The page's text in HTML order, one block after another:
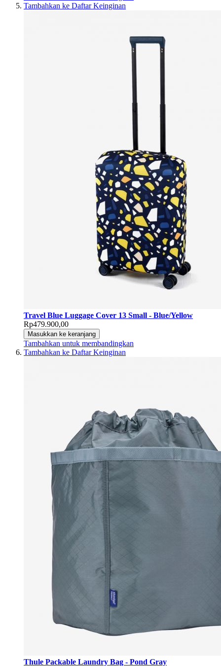
Tambahkan ke Daftar Keinginan
Travel Blue Luggage Cover 13 Small - Blue/Yellow
Rp479.900,00
Masukkan ke keranjang
Tambahkan untuk membandingkan
Tambahkan ke Daftar Keinginan
Thule Packable Laundry Bag - Pond Gray